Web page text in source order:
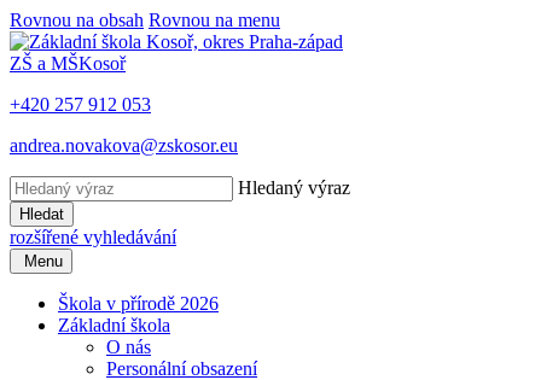
Rovnou na obsah Rovnou na menu
ZŠ a MŠKosoř
+420 257 912 053
andrea.novakova@zskosor.eu
Hledaný výraz
Hledat
rozšířené vyhledávání
Menu
Škola v přírodě 2026
Základní škola
O nás
Personální obsazení